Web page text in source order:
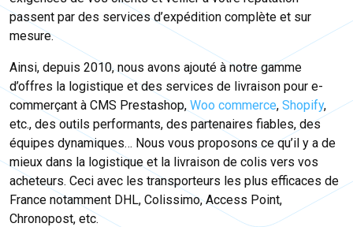
passent par des services d’expédition complète et sur
mesure.
Ainsi, depuis 2010, nous avons ajouté à notre gamme
d’offres la logistique et des services de livraison pour e-
commerçant à CMS Prestashop, Woo commerce, Shopify,
etc., des outils performants, des partenaires fiables, des
équipes dynamiques… Nous vous proposons ce qu’il y a de
mieux dans la logistique et la livraison de colis vers vos
acheteurs. Ceci avec les transporteurs les plus efficaces de
France notamment DHL, Colissimo, Access Point,
Chronopost, etc.